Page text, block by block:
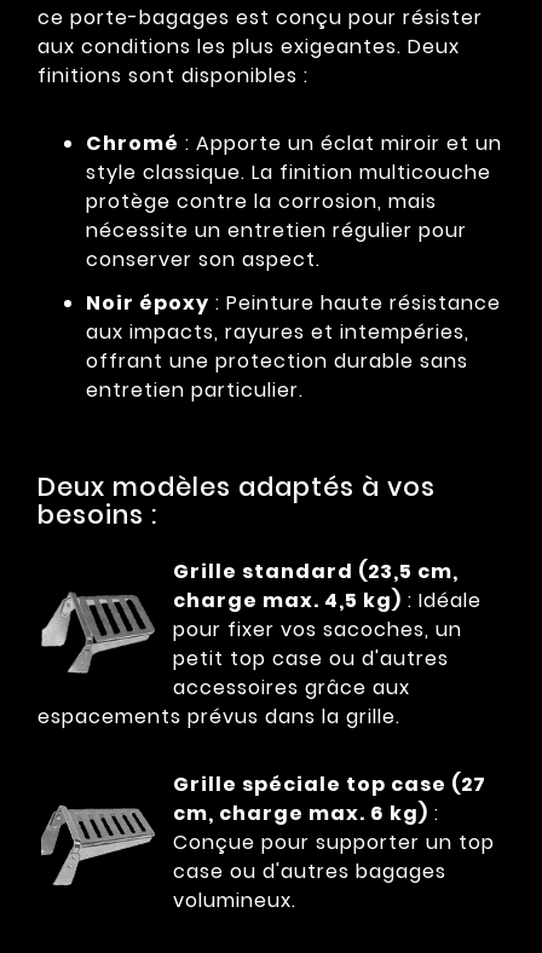
ce porte-bagages est conçu pour résister
aux conditions les plus exigeantes. Deux
finitions sont disponibles :
Chromé : Apporte un éclat miroir et un
style classique. La finition multicouche
protège contre la corrosion, mais
nécessite un entretien régulier pour
conserver son aspect.
Noir époxy : Peinture haute résistance
aux impacts, rayures et intempéries,
offrant une protection durable sans
entretien particulier.
Deux modèles adaptés à vos
besoins :
Grille standard (23,5 cm,
charge max. 4,5 kg) : Idéale
pour fixer vos sacoches, un
petit top case ou d'autres
accessoires grâce aux
espacements prévus dans la grille.
Grille spéciale top case (27
cm, charge max. 6 kg) :
Conçue pour supporter un top
case ou d'autres bagages
volumineux.